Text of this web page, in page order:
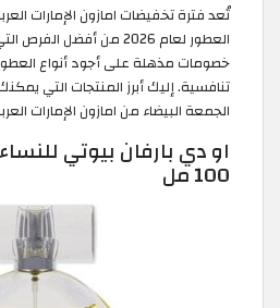
تُعد فترة تخفيضات امازون الإمارات
العطور لعام 2026 من
خصومات مذهلة على أجود أنواع العطور
تنافسية. إليك أبرز المنتجات التي
الجمعة البيضاء من امازون الإمارات
او دي بارفان بيوتي
100 مل